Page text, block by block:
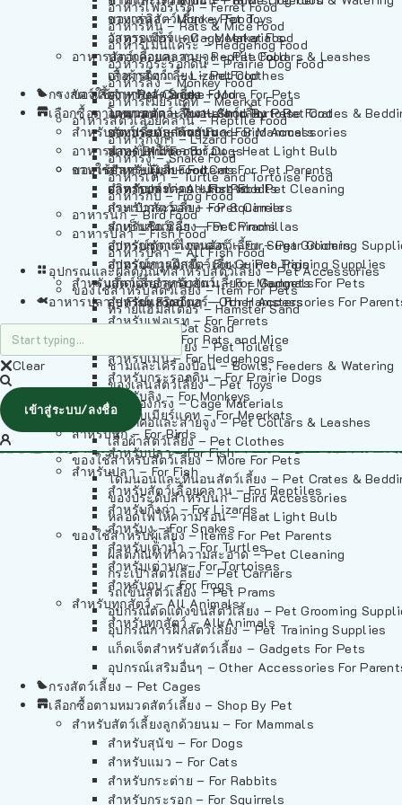
อาหารเฟอร์เร็ต – Ferret Food
อาหารหนู – Rats & Mice Food
อาหารเม่นแคระ – Hedgehog Food
อาหารกระรอกดิน – Prairie Dog Food
อาหารลิง – Monkey Food
อาหารเมียร์แคท – Meerkat Food
อาหารสัตว์เลี้อยคลาน – Reptile Food
อาหารกิ้งก่า – Lizard Food
อาหารงู – Snake Food
อาหารเต่า – Turtle and Tortoise Food
อาหารกบ – Frog Food
อาหารนก – Bird Food
อาหารปลา – Fish Food
อาหารปลา – All Fish Food
อุปกรณและผลิตภัณฑ์สำหรับสัตว์เลี้ยง – Pet Accessories
ของใช้สำหรับสัตว์เลี้ยง – Item For Pets
ทรายแฮมสเตอร์ – Hamster Sand
ทรายแมว – Cat Sand
ห้องน้ำสัตว์เลี้ยง – Pet Toilets
ชามและเครื่องป้อน – Bowls, Feeders & Watering
ของเล่นสัตว์เลี้ยง – Pet Toys
วัสดุรองกรง – Cage Materials
ปลอกคอและสายจูง – Pet Collars & Leashes
เสื้อผ้าสัตว์เลี้ยง – Pet Clothes
ของใช้สำหรับสัตว์เลี้ยง – More For Pets
โดมนอนและที่นอนสัตว์เลี้ยง – Pet Crates &
ของประดับสำหรับนก – Bird Accessories
หลอดไฟให้ความร้อน – Heat Light Bulb
ของใช้สำหรับผู้เลี้ยง – Items For Pet Parents
ผลิตภัณฑ์ทำความสะอาด – Pet Cleaning
กระเป๋าสัตว์เลี้ยง – Pet Carriers
รถเข็นสัตว์เลี้ยง – Pet Prams
อุปกรณ์ตัดแต่งขนสัตว์เลี้ยง – Pet Grooming
อุปกรณ์การฝึกสัตว์เลี้ยง – Pet Training Supplies
แก็ดเจ็ตสำหรับสัตว์เลี้ยง – Gadgets For Pets
อุปกรณ์เสริมอื่นๆ – Other Accessories For
กรงสัตว์เลี้ยง – Pet Cages
เลือกซื้อตามหมวดสัตว์เลี้ยง – Shop By Pet
สำหรับสัตว์เลี้ยงลูกด้วยนม – For Mammals
สำหรับสุนัข – For Dogs
สำหรับแมว – For Cats
สำหรับกระต่าย – For Rabbits
สำหรับกระรอก – For Squirrels
อาหารลิง – Monkey Food
อาหารเมียร์แคท – Meerkat Food
อาหารสัตว์เลี้อยคลาน – Reptile Food
อาหารกิ้งก่า – Lizard Food
อาหารงู – Snake Food
อาหารเต่า – Turtle and Tortoise Food
อาหารกบ – Frog Food
อาหารนก – Bird Food
อาหารปลา – Fish Food
อาหารปลา – All Fish Food
ของเล่นสัตว์เลี้ยง – Pet Toys
วัสดุรองกรง – Cage Materials
ปลอกคอและสายจูง – Pet Collars & Leashes
เสื้อผ้าสัตว์เลี้ยง – Pet Clothes
ของใช้สำหรับสัตว์เลี้ยง – More For Pets
โดมนอนและที่นอนสัตว์เลี้ยง – Pet Crates &
ของประดับสำหรับนก – Bird Accessories
หลอดไฟให้ความร้อน – Heat Light Bulb
ของใช้สำหรับผู้เลี้ยง – Items For Pet Parents
ผลิตภัณฑ์ทำความสะอาด – Pet Cleaning
กระเป๋าสัตว์เลี้ยง – Pet Carriers
รถเข็นสัตว์เลี้ยง – Pet Prams
อุปกรณ์ตัดแต่งขนสัตว์เลี้ยง – Pet Grooming
อุปกรณ์การฝึกสัตว์เลี้ยง – Pet Training Supplies
แก็ดเจ็ตสำหรับสัตว์เลี้ยง – Gadgets For Pets
อุปกรณ์เสริมอื่นๆ – Other Accessories For
กรงสัตว์เลี้ยง – Pet Cages
เลือกซื้อตามหมวดสัตว์เลี้ยง – Shop By Pet
สำหรับสัตว์เลี้ยงลูกด้วยนม – For Mammals
สำหรับสุนัข – For Dogs
สำหรับแมว – For Cats
สำหรับกระต่าย – For Rabbits
สำหรับกระรอก – For Squirrels
สำหรับชินชิล่า – For Chinchillas
สำหรับชูการ์ไกลเดอร์ – For Sugar Gliders
สำหรับหนูแกสบี้ – For Guinea Pigs
สำหรับสัตว์เลี้ยงลูกด้วยนม – For Mammals
สำหรับแฮมสเตอร์ – For Hamsters
สำหรับเฟอเรท – For Ferrets
สำหรับหนู – For Rats and Mice
สำหรับเม่น – For Hedgehogs
สำหรับกระรอกดิน – For Prairie Dogs
สำหรับลิง – For Monkeys
สำหรับเมียร์แคท – For Meerkats
สำหรับนก – For Birds
สำหรับปลา – For Fish
สำหรับปลา – For Fish
สำหรับสัตว์เลื้อยคลาน – For Reptiles
สำหรับกิ้งก่า – For Lizards
สำหรับงู – For Snakes
สำหรับเต่าน้ำ – For Turtles
สำหรับเต่าบก – For Tortoises
สำหรับกบ – For Frogs
สำหรับทุกสัตว์ – All Animals
สำหรับทุกสัตว์ – All Animals
อาหารปลา – Fish Food
Clear
เข้าสู่ระบบ/ลงชื่อ